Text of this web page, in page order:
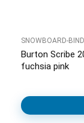
SNOWBOARD-
Burton Scribe
fuchsia pink